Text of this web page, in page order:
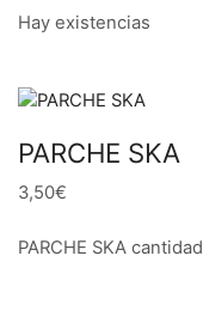
Hay existencias
PARCHE SKA
3,50€
PARCHE SKA cantidad